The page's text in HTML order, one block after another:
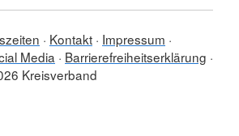
Kontakt Impressum
Media
Barrierefreiheitserklärung
Kreisverband